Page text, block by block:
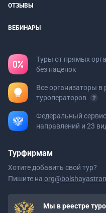
ОТЗЫВЫ
ВЕБИНАРЫ
Туры от прямых
без наценок
Все организаторы в
туроператоров
Федеральный
направлений и 23
Турфирмам
Хотите добавить свой тур?
Пишите на
Мы в реестре